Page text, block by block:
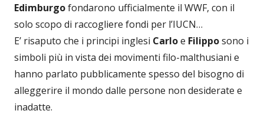
Edimburgofondarono ufficialmente il WWF, con il
solo scopo di raccogliere fondi per l’IUCN…
E’ risaputo che i principi inglesi Carloe Filipposono i
simboli più in vista dei movimenti filo-malthusiani e
hanno parlato pubblicamente spesso del bisogno di
alleggerire il mondo dalle persone non desiderate e
inadatte.